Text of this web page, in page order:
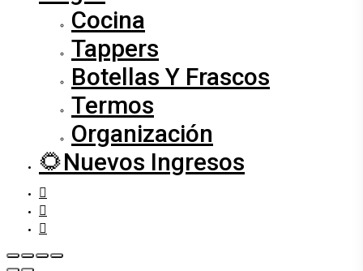
Cocina
Tappers
Botellas Y Frascos
Termos
Organización
🌻Nuevos Ingresos
facebook
instagram
whatsapp